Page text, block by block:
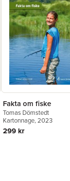
Fakta om fiske
Tomas Dömstedt
Kartonnage, 2023
299 kr